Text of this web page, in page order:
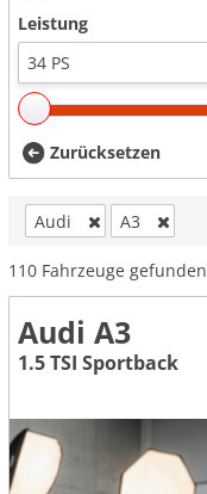
Leistung
Zurücksetzen
Audi A3
110 Fahrzeuge gefunden
Audi A3
1.5 TSI Sportback